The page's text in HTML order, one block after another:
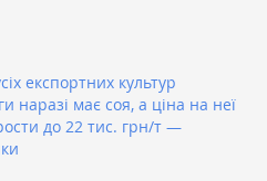
експортних культур
наразі має соя, а ціна на неї
до 22 тис. грн/т —